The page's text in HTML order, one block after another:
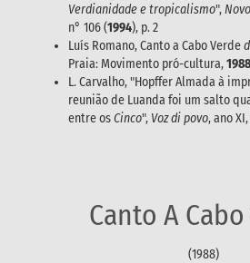
Verdianidade e tropicalismo",
n° 106 (1994), p. 2
Luís Romano, Canto a Cabo Verde
Praia: Movimento pró-cultura,1988
L. Carvalho, "Hopffer Almada à
reunião de Luanda foi um salto
entre osCinco", Voz di povo, ano
Canto A
(1988)